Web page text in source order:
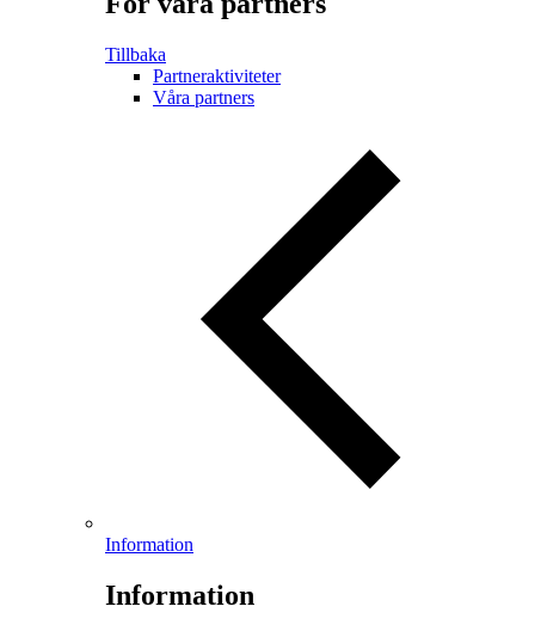
Tillbaka
Partneraktiviteter
Våra partners
Information
Information